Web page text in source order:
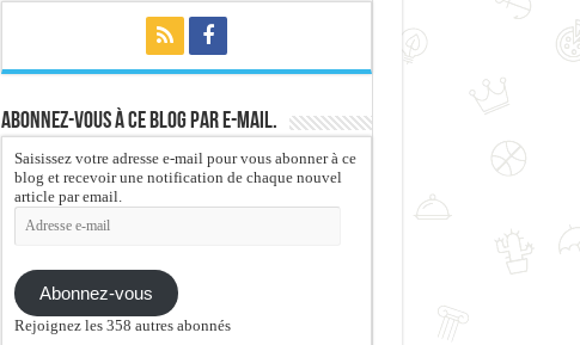
Abonnez-vous à ce blog par e-mail.
Saisissez votre adresse e-mail pour vous abonner à ce
blog et recevoir une notification de chaque nouvel
article par email.
Adresse
Abonnez-vous
Rejoignez les 358 autres abonnés